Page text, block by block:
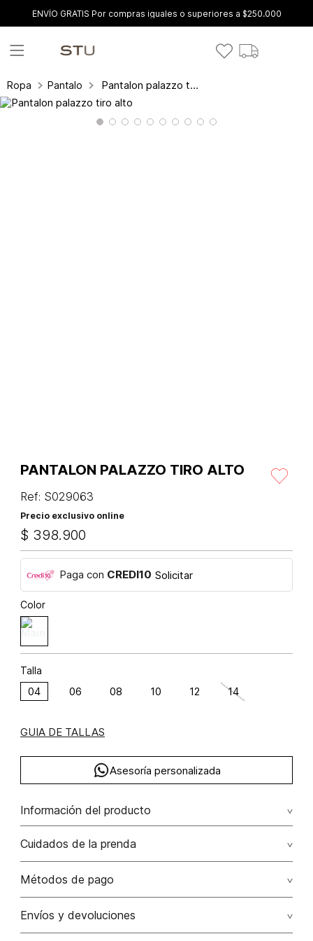
ENVÍO GRATIS Por compras iguales o superiores a $250.000
Ropa Pantalones y leggings Pantalon palazzo tiro alto
PANTALON PALAZZO TIRO ALTO
Ref: S029063
Precio exclusivo online
$ 398.900
Paga con CREDI10 Solicitar
Color
Talla
04 06 08 10 12 14
GUIA DE TALLAS
Asesoría personalizada
Información del producto
C38-cabo mallorca poliéster 100% 100.00%
poliéster/polyester
Cuidados de la prenda
No dejar en remojo /lavar por separado / no utilizar
No usar lejia
Métodos de pago
Tarjetas de crédito: Visa, Dinners, Master Card y American
Envíos y devoluciones